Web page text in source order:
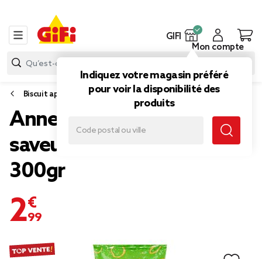
GIFI
Indiquez votre magasin préféré
pour voir la disponibilité des
produits
Mon compte
Biscuit apéritif et snack
Anneau maïs soufflé
saveur oignon format XXL
300gr
2,99 €